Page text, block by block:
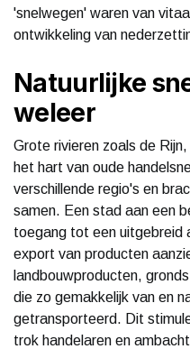
'snelwegen' waren van
ontwikkeling van
Natuurlijke
weleer
Grote rivieren zoals de
het hart van oude
verschillende regio's en
samen. Een stad aan een
toegang tot een uitgebreid
export van producten
landbouwproducten,
die zo gemakkelijk van en
getransporteerd. Dit
trok handelaren en